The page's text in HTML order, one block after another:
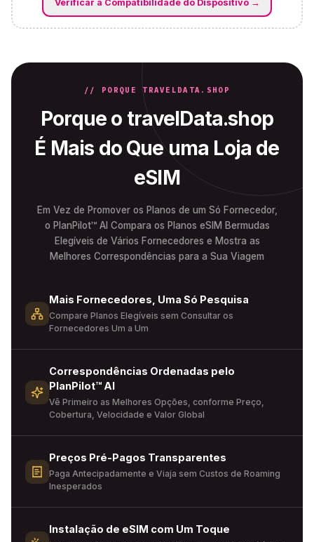
Verificar a Compatibilidade do Dispositivo→
// PORQUE TRAVELDATA.SHOP
Porque o travelData.shop
É Mais do Que uma Loja de
eSIM
Em Vez de Promover os Planos de um Só Fornecedor,
o PlanPilot™ AI Compara os Planos eSIM Bermudas
Elegíveis de Vários Fornecedores e Mostra as
Melhores Correspondências para a Sua Viagem
Mais Fornecedores, Uma Só Pesquisa
Compare Planos Elegíveis sem Consultar os
Fornecedores Um a Um
Correspondências Ordenadas pelo
PlanPilot™ AI
Vê Primeiro as Melhores Opções, conforme Preço,
Cobertura, Velocidade e Valor Global
Preços Pré-Pagos Transparentes
Paga Antecipadamente e Viaja sem Custos de Roaming
Inesperados
Instalação de eSIM com Um Toque